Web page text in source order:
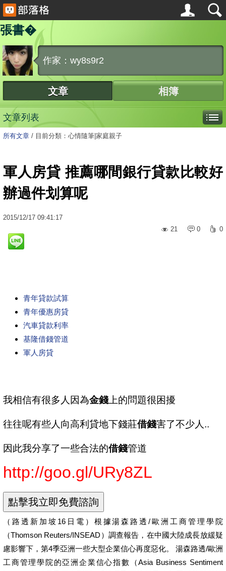
張書�
作家：wy8s9r2
文章 相簿
文章列表
所有文章 / 目前分類：心情隨筆|家庭親子
軍人房貸 推薦哪間銀行貸款比較好
辦過件划算呢
2015/12/17 09:41:17
21
0 0
青年貸款試算
青年優惠房貸
汽車貸款利率
基隆借錢管道
軍人房貸
我相信有很多人因為金錢 上的問題很困擾
往往呢有些人向高利貸地下錢莊借錢害了不少人..
因此我分享了一些合法的借錢管道
http://goo.gl/URy8ZL
（路透新加坡16日電）根據湯森路透/歐洲工商管理學院
（Thomson Reuters/INSEAD）調查報告，在中國大陸成長放緩疑
慮影響下，第4季亞洲一些大型企業信心再度惡化。 湯森路透/歐洲
工商管理學院的亞洲企業信心指數（Asia Business Sentiment